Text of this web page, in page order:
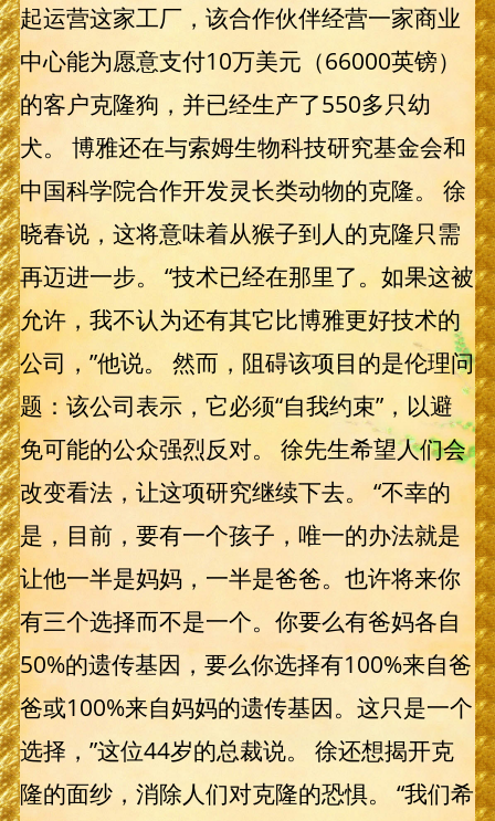
起运营这家工厂，该合作伙伴经营一家商业
中心能为愿意支付10万美元（66000英镑）
的客户克隆狗，并已经生产了550多只幼
犬。 博雅还在与索姆生物科技研究基金会和
中国科学院合作开发灵长类动物的克隆。 徐
晓春说，这将意味着从猴子到人的克隆只需
再迈进一步。 “技术已经在那里了。如果这被
允许，我不认为还有其它比博雅更好技术的
公司，”他说。 然而，阻碍该项目的是伦理问
题：该公司表示，它必须“自我约束”，以避
免可能的公众强烈反对。 徐先生希望人们会
改变看法，让这项研究继续下去。 “不幸的
是，目前，要有一个孩子，唯一的办法就是
让他一半是妈妈，一半是爸爸。也许将来你
有三个选择而不是一个。你要么有爸妈各自
50%的遗传基因，要么你选择有100%来自爸
爸或100%来自妈妈的遗传基因。这只是一个
选择，”这位44岁的总裁说。 徐还想揭开克
隆的面纱，消除人们对克隆的恐惧。 “我们希